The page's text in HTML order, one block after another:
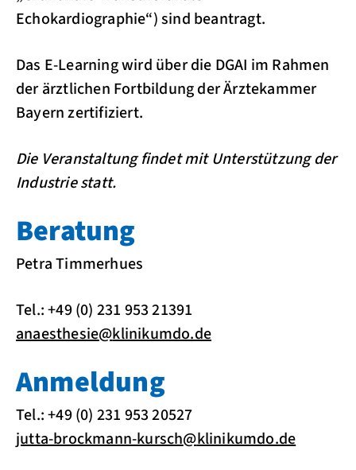
Echokardiographie“) sind beantragt.
Das E-Learning wird über die DGAI im Rahmen
der ärztlichen Fortbildung der Ärztekammer
Bayern zertifiziert.
Die Veranstaltung findet mit Unterstützung der
Industrie statt.
Beratung
Petra Timmerhues
Tel.: +49 (0) 231 953 21391
anaesthesie@klinikumdo.de
Anmeldung
Tel.: +49 (0) 231 953 20527
jutta-brockmann-kursch@klinikumdo.de